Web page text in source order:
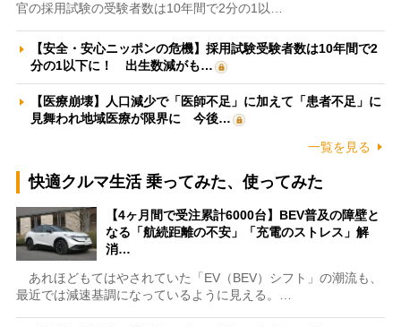
官の採用試験の受験者数は10年間で2分の1以…
【安全・安心ニッポンの危機】採用試験受験者数は10年間で2
分の1以下に！ 出生数減がも…
【医療崩壊】人口減少で「医師不足」に加えて「患者不足」に
見舞われ地域医療が限界に 今後…
一覧を見る
快適クルマ生活 乗ってみた、使ってみた
【4ヶ月間で受注累計6000台】BEV普及の障壁と
なる「航続距離の不安」「充電のストレス」解
消…
あれほどもてはやされていた「EV（BEV）シフト」の潮流も、
最近では減速基調になっているように見える。…